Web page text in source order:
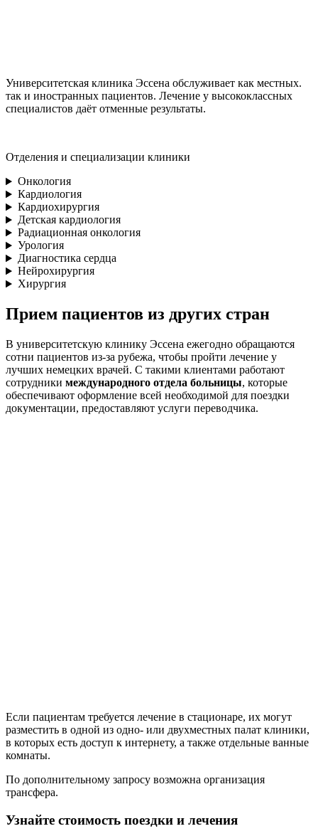
Университетская клиника Эссена обслуживает как местных.
так и иностранных пациентов. Лечение у высококлассных
специалистов даёт отменные результаты.
Отделения и специализации клиники
Онкология
Кардиология
Кардиохирургия
Детская кардиология
Радиационная онкология
Урология
Диагностика сердца
Нейрохирургия
Хирургия
Прием пациентов из других стран
В университетскую клинику Эссена ежегодно обращаются
сотни пациентов из-за рубежа, чтобы пройти лечение у
лучших немецких врачей. С такими клиентами работают
сотрудники международного отдела больницы, которые
обеспечивают оформление всей необходимой для поездки
документации, предоставляют услуги переводчика.
Если пациентам требуется лечение в стационаре, их могут
разместить в одной из одно- или двухместных палат клиники,
в которых есть доступ к интернету, а также отдельные ванные
комнаты.
По дополнительному запросу возможна организация
трансфера.
Узнайте стоимость поездки и лечения